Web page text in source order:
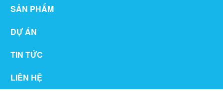
SẢN PHẨM
DỰ ÁN
TIN TỨC
LIÊN HỆ